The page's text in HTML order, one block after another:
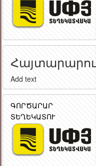
Add text
ԳՈՐԾԱՐԱՐ
ՏԵՂԵԿԱՏՈՒ